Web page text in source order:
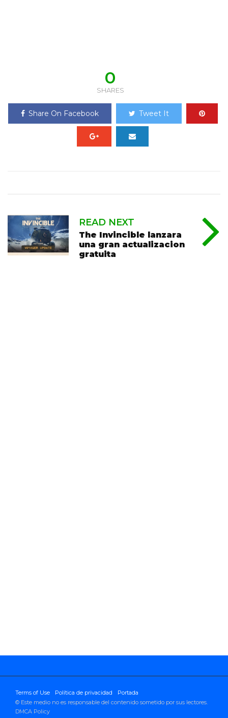
0
SHARES
Share On Facebook Tweet It
READ NEXT
The Invincible lanzara
una gran actualizacion
gratuita
Terms of Use Política de privacidad
Portada
© Este medio no es responsable del contenido sometido por sus lectores.
DMCA Policy